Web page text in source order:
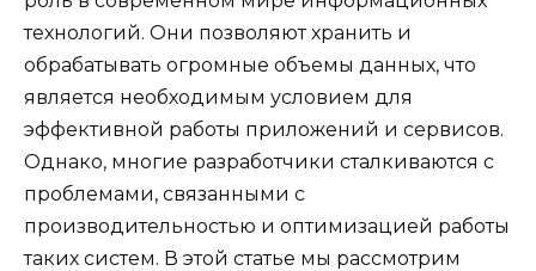
технологий. Они позволяют хранить и
обрабатывать огромные объемы данных, что
является необходимым условием для
эффективной работы приложений и сервисов.
Однако, многие разработчики сталкиваются с
проблемами, связанными с
производительностью и оптимизацией работы
таких систем. В этой статье мы рассмотрим